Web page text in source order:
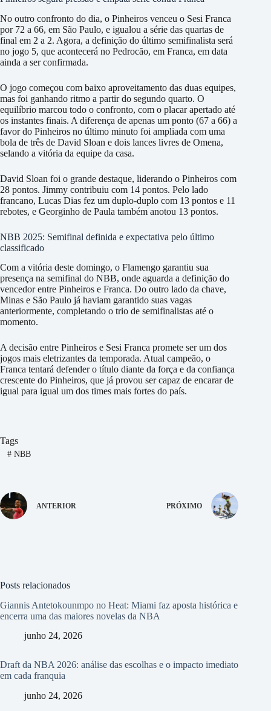
No outro confronto do dia, o Pinheiros venceu o Sesi Franca
por 72 a 66, em São Paulo, e igualou a série das quartas de
final em 2 a 2. Agora, a definição do último semifinalista será
no jogo 5, que acontecerá no Pedrocão, em Franca, em data
ainda a ser confirmada.
O jogo começou com baixo aproveitamento das duas equipes,
mas foi ganhando ritmo a partir do segundo quarto. O
equilíbrio marcou todo o confronto, com o placar apertado até
os instantes finais. A diferença de apenas um ponto (67 a 66) a
favor do Pinheiros no último minuto foi ampliada com uma
bola de três de David Sloan e dois lances livres de Omena,
selando a vitória da equipe da casa.
David Sloan foi o grande destaque, liderando o Pinheiros com
28 pontos. Jimmy contribuiu com 14 pontos. Pelo lado
francano, Lucas Dias fez um duplo-duplo com 13 pontos e 11
rebotes, e Georginho de Paula também anotou 13 pontos.
NBB 2025: Semifinal definida e expectativa pelo último
classificado
Com a vitória deste domingo, o Flamengo garantiu sua
presença na semifinal do NBB, onde aguarda a definição do
vencedor entre Pinheiros e Franca. Do outro lado da chave,
Minas e São Paulo já haviam garantido suas vagas
anteriormente, completando o trio de semifinalistas até o
momento.
A decisão entre Pinheiros e Sesi Franca promete ser um dos
jogos mais eletrizantes da temporada. Atual campeão, o
Franca tentará defender o título diante da força e da confiança
crescente do Pinheiros, que já provou ser capaz de encarar de
igual para igual um dos times mais fortes do país.
Tags
#NBB
ANTERIOR PRÓXIMO
Posts relacionados
Giannis Antetokounmpo no Heat: Miami faz aposta histórica e
encerra uma das maiores novelas da NBA
junho 24, 2026
Draft da NBA 2026: análise das escolhas e o impacto imediato
em cada franquia
junho 24, 2026